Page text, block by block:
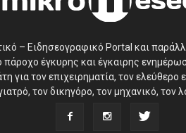
– Ειδησεογραφικό Portal και
πάροχο έγκυρης και έγκαιρης
για τον επιχειρηματία, τον ελεύθερο
τον δικηγόρο, τον μηχανικό, τον